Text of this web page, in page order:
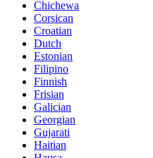
Chichewa
Corsican
Croatian
Dutch
Estonian
Filipino
Finnish
Frisian
Galician
Georgian
Gujarati
Haitian